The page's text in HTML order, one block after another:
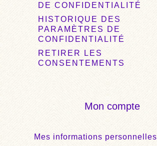
DE CONFIDENTIALITÉ
HISTORIQUE DES
PARAMÈTRES DE
CONFIDENTIALITÉ
RETIRER LES
CONSENTEMENTS
Mon compte
Mes informations personnelles